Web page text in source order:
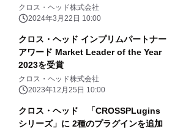
リリース
クロス・ヘッド株式会社
2024年3月22日 10:00
クロス・ヘッド インプリムパートナー
アワード Market Leader of the Year
2023を受賞
クロス・ヘッド株式会社
2023年12月25日 10:00
クロス・ヘッド 「CROSSPLugins
シリーズ」に 2種のプラグインを追加